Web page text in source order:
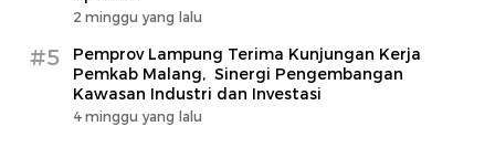
2 minggu yang lalu
#5
Pemprov Lampung Terima Kunjungan Kerja
Pemkab Malang, Sinergi Pengembangan
Kawasan Industri dan Investasi
4 minggu yang lalu